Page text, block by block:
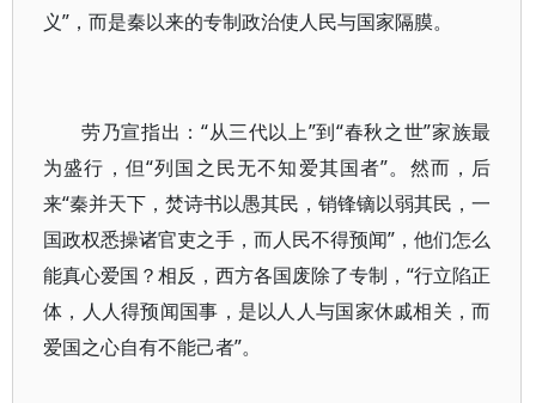
义”，而是秦以来的专制政治使人民与国家隔膜。
劳乃宣指出：“从三代以上”到“春秋之世”家族最
为盛行，但“列国之民无不知爱其国者”。然而，后
来“秦并天下，焚诗书以愚其民，销锋镝以弱其民，一
国政权悉操诸官吏之手，而人民不得预闻”，他们怎么
能真心爱国？相反，西方各国废除了专制，“行立陷正
体，人人得预闻国事，是以人人与国家休戚相关，而
爱国之心自有不能己者”。